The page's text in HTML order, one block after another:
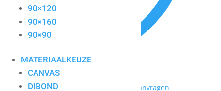
90×120
90×160
90×90
MATERIAALKEUZE
CANVAS
DIBOND
Toevoegen aan mijn lijst / Offerte aanvragen